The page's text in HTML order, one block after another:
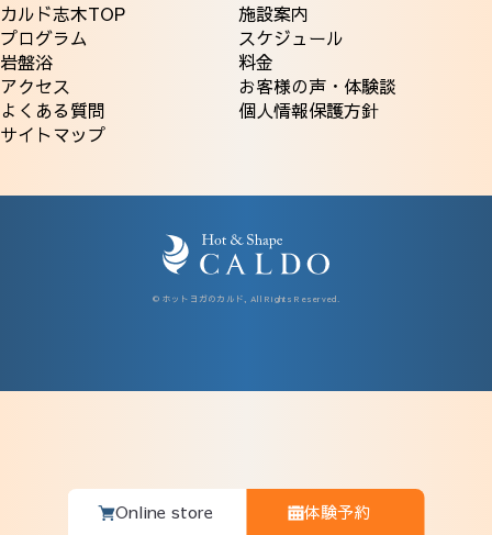
アクセス
カルド志木TOP
施設案内
プログラム
スケジュール
岩盤浴
料金
アクセス
お客様の声・体験談
よくある質問
個人情報保護方針
サイトマップ
Online store 体験予約
© ホットヨガのカルド, All Rights Reserved.